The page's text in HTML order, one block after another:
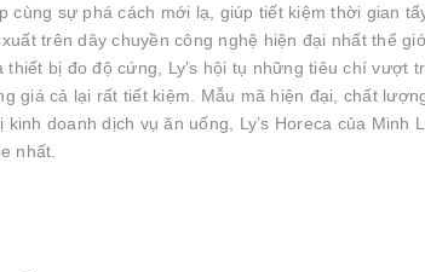
cùng sự phá cách mới lạ, giúp tiết kiệm thời gian
trên dây chuyền công nghệ hiện đại nhất thế
bị đo độ cứng, Ly’s hội tụ những tiêu chí vượt
giá cả lại rất tiết kiệm. Mẫu mã hiện đại, chất
doanh dịch vụ ăn uống, Ly’s Horeca của Minh
nhất.